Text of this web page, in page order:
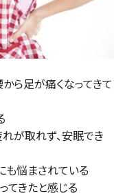
ら足が痛くなってきて
が取れず、安眠でき
も悩まされている
てきたと感じる